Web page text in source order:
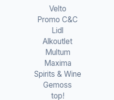
Velto
Promo C&C
Lidl
Alkoutlet
Multum
Maxima
Spirits & Wine
Gemoss
top!